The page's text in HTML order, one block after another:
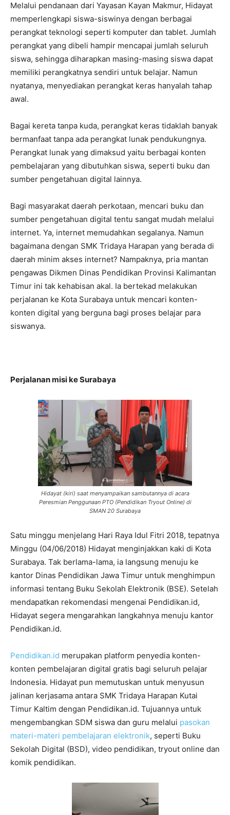
Melalui pendanaan dari Yayasan Kayan Makmur, Hidayat
memperlengkapi siswa-siswinya dengan berbagai
perangkat teknologi seperti komputer dan tablet. Jumlah
perangkat yang dibeli hampir mencapai jumlah seluruh
siswa, sehingga diharapkan masing-masing siswa dapat
memiliki perangkatnya sendiri untuk belajar. Namun
nyatanya, menyediakan perangkat keras hanyalah tahap
awal.
Bagai kereta tanpa kuda, perangkat keras tidaklah banyak
bermanfaat tanpa ada perangkat lunak pendukungnya.
Perangkat lunak yang dimaksud yaitu berbagai konten
pembelajaran yang dibutuhkan siswa, seperti buku dan
sumber pengetahuan digital lainnya.
Bagi masyarakat daerah perkotaan, mencari buku dan
sumber pengetahuan digital tentu sangat mudah melalui
internet. Ya, internet memudahkan segalanya. Namun
bagaimana dengan SMK Tridaya Harapan yang berada di
daerah minim akses internet? Nampaknya, pria mantan
pengawas Dikmen Dinas Pendidikan Provinsi Kalimantan
Timur ini tak kehabisan akal. Ia bertekad melakukan
perjalanan ke Kota Surabaya untuk mencari konten-
konten digital yang berguna bagi proses belajar para
siswanya.
Perjalanan misi ke Surabaya
Hidayat (kiri) saat menyampaikan sambutannya di acara
Peresmian Penggunaan PTO (Pendidikan Tryout Online) di
SMAN 20 Surabaya
Satu minggu menjelang Hari Raya Idul Fitri 2018, tepatnya
Minggu (04/06/2018) Hidayat menginjakkan kaki di Kota
Surabaya. Tak berlama-lama, ia langsung menuju ke
kantor Dinas Pendidikan Jawa Timur untuk menghimpun
informasi tentang Buku Sekolah Elektronik (BSE). Setelah
mendapatkan rekomendasi mengenai Pendidikan.id,
Hidayat segera mengarahkan langkahnya menuju kantor
Pendidikan.id.
Pendidikan.id merupakan platform penyedia konten-
konten pembelajaran digital gratis bagi seluruh pelajar
Indonesia. Hidayat pun memutuskan untuk menyusun
jalinan kerjasama antara SMK Tridaya Harapan Kutai
Timur Kaltim dengan Pendidikan.id. Tujuannya untuk
mengembangkan SDM siswa dan guru melalui pasokan
materi-materi pembelajaran elektronik, seperti Buku
Sekolah Digital (BSD), video pendidikan, tryout online dan
komik pendidikan.